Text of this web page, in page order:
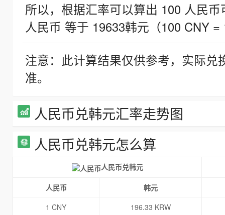
所以，根据汇率可以算出 100 人民
人民币 等于 19633韩元（100 CNY =
注意：此计算结果仅供参考，实际
准。
人民币兑韩元汇率走势图
人民币兑韩元怎么算
人民币兑韩元
人民币
韩元
1 CNY
196.33 KRW